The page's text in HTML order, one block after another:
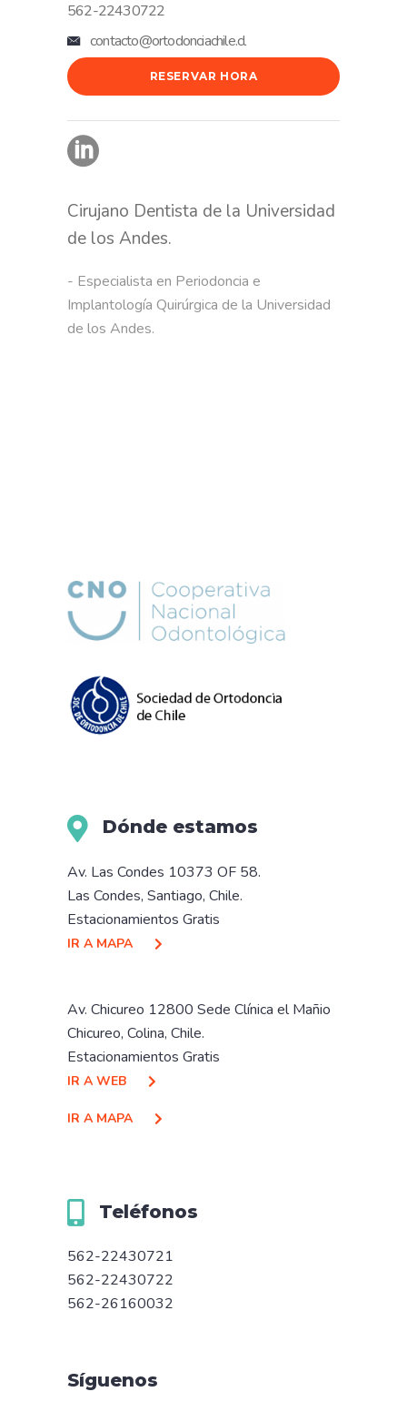
562-22430722
contacto@ortodonciachile.cl
RESERVAR HORA
Cirujano Dentista de la Universidad
de los Andes.
- Especialista en Periodoncia e
Implantología Quirúrgica de la Universidad
de los Andes.
Dónde estamos
Av. Las Condes 10373 OF 58.
Las Condes, Santiago, Chile.
Estacionamientos Gratis
IR A MAPA
Av. Chicureo 12800 Sede Clínica el Mañio
Chicureo, Colina, Chile.
Estacionamientos Gratis
IR A WEB
IR A MAPA
Teléfonos
562-22430721
562-22430722
562-26160032
Síguenos